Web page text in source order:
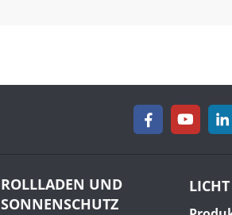
ROLLLADEN UND
SONNENSCHUTZ